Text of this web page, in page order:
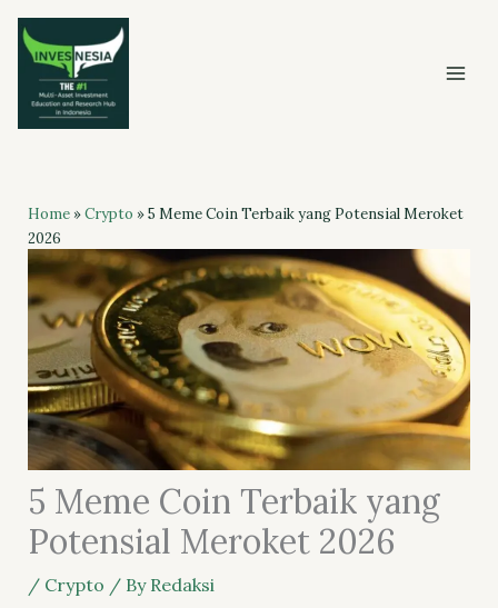
Skip
content
Home»Crypto »5 Meme Coin Terbaik yang Potensial Meroket
2026
5 Meme Coin Terbaik yang
Potensial Meroket 2026
/ Crypto / By Redaksi